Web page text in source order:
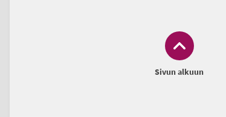
Sivun alkuun